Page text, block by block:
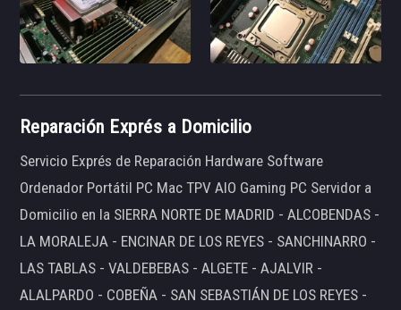
Reparación Exprés a Domicilio
Servicio Exprés de Reparación Hardware Software
Ordenador Portátil PC Mac TPV AIO Gaming PC Servidor a
Domicilio en la SIERRA NORTE DE MADRID - ALCOBENDAS -
LA MORALEJA - ENCINAR DE LOS REYES - SANCHINARRO -
LAS TABLAS - VALDEBEBAS - ALGETE - AJALVIR -
ALALPARDO - COBEÑA - SAN SEBASTIÁN DE LOS REYES -